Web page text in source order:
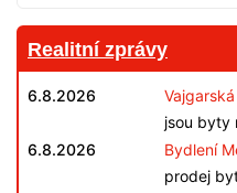
Realitní zprávy
6.8.2026
jsou byty
6.8.2026
Bydlení
prodej